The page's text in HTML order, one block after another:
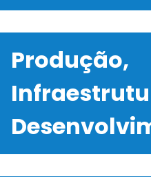
Produção,